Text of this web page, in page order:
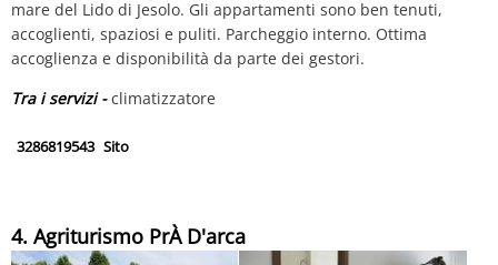
mare del Lido di Jesolo. Gli appartamenti sono ben tenuti,
accoglienti, spaziosi e puliti. Parcheggio interno. Ottima
accoglienza e disponibilità da parte dei gestori.
Tra i servizi -climatizzatore
3286819543 Sito
4. Agriturismo PrÀ D'arca